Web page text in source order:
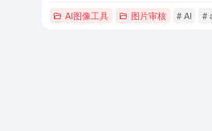
AI图像工具 图片审核 # AI #